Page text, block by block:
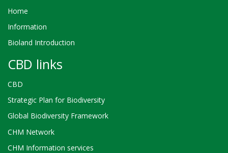
Home
Information
Bioland Introduction
CBD links
CBD
Strategic Plan for Biodiversity
Global Biodiversity Framework
CHM Network
CHM Information services